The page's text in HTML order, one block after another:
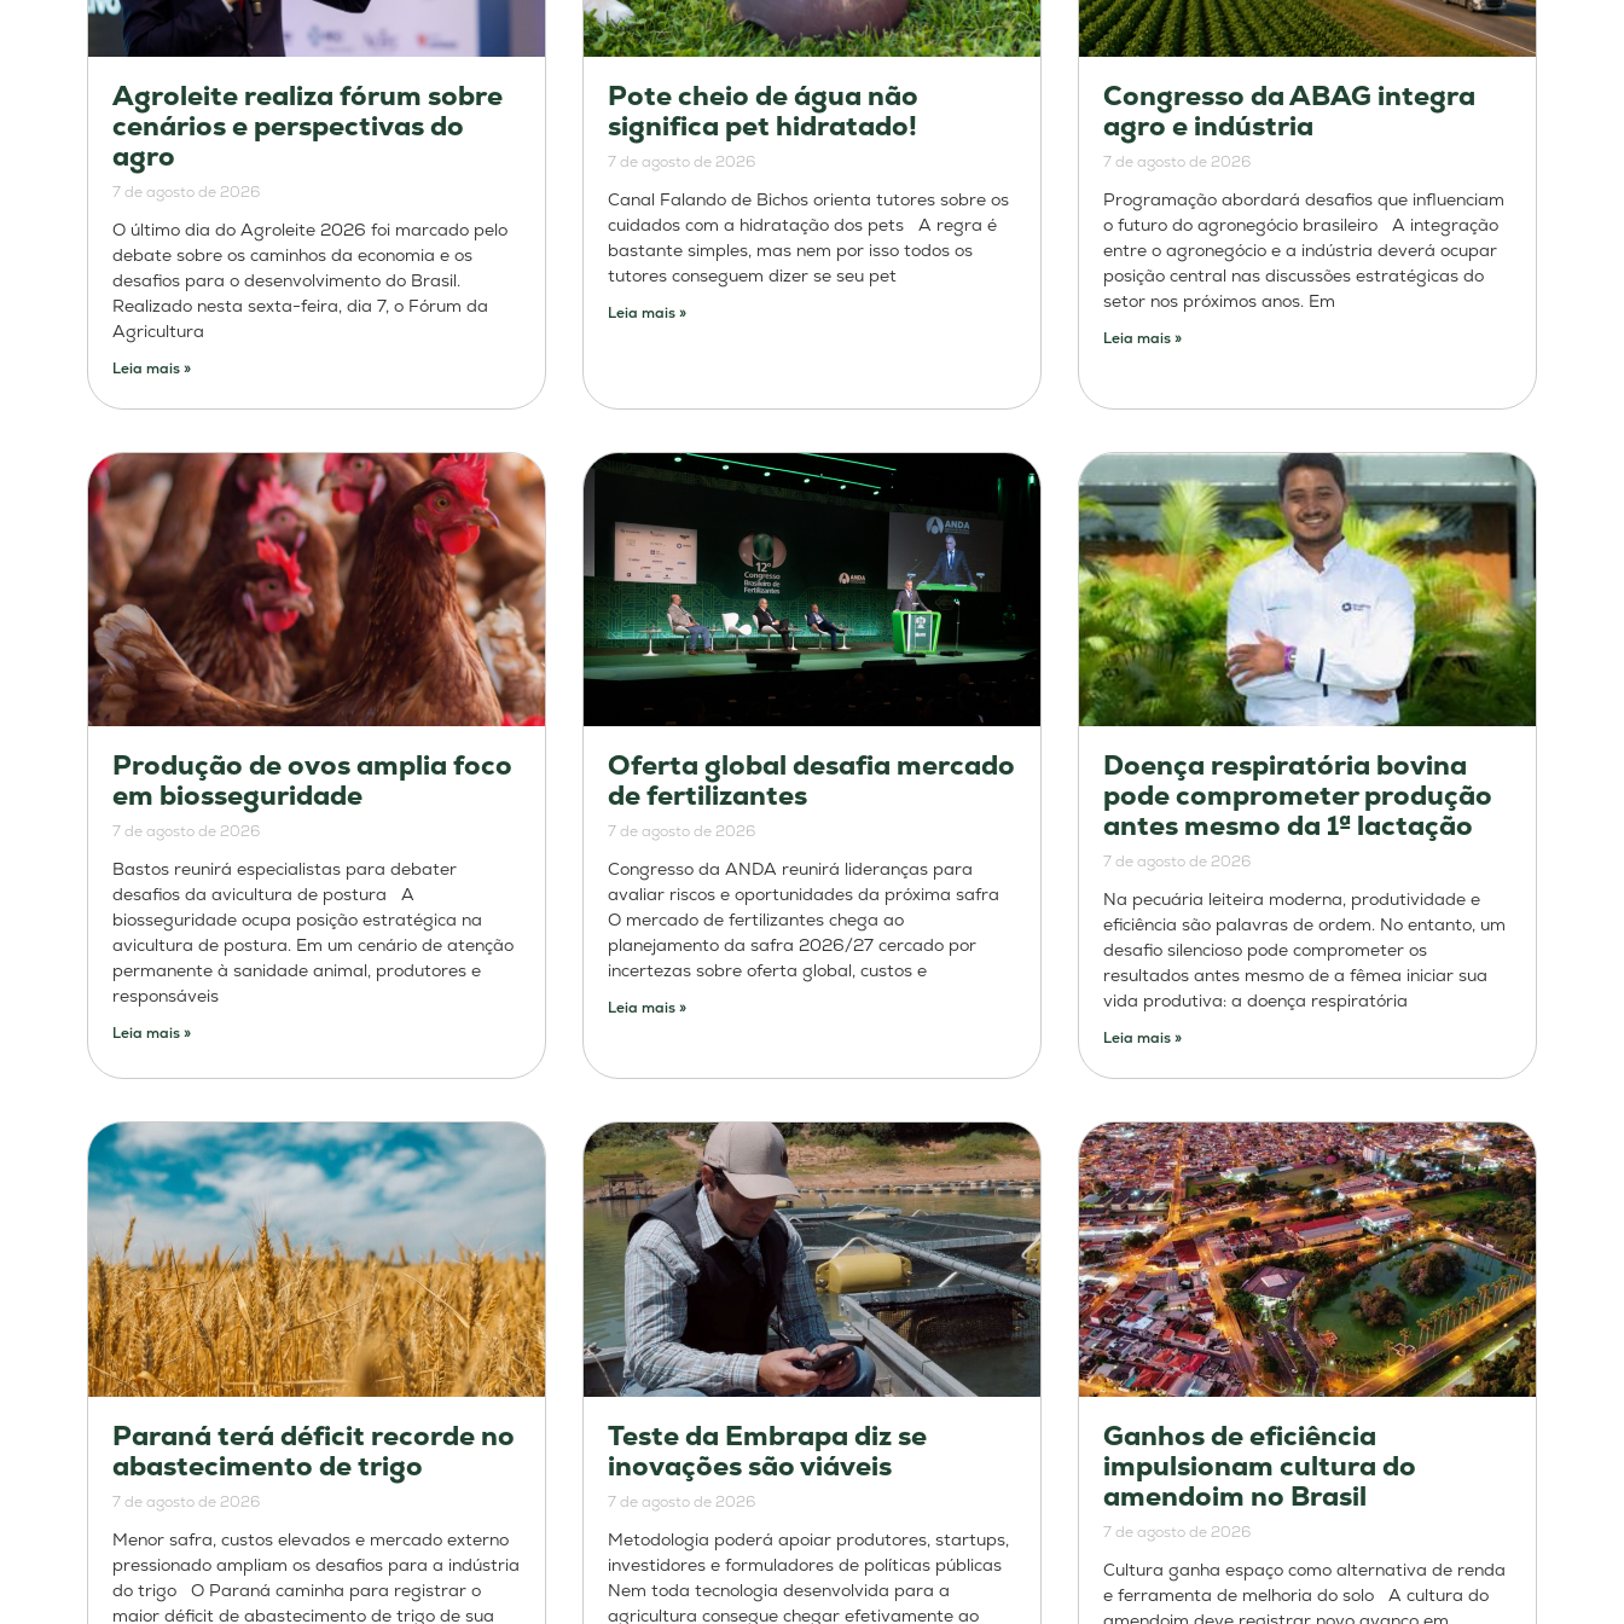
Agroleite realiza fórum sobre
cenários e perspectivas do
agro
7 de agosto de 2026
O último dia do Agroleite 2026 foi marcado pelo
debate sobre os caminhos da economia e os
desafios para o desenvolvimento do Brasil.
Realizado nesta sexta-feira, dia 7, o Fórum da
Agricultura
Leia mais »
Pote cheio de água não
significa pet hidratado!
7 de agosto de 2026
Canal Falando de Bichos orienta tutores sobre os
cuidados com a hidratação dos pets A regra é
bastante simples, mas nem por isso todos os
tutores conseguem dizer se seu pet
Leia mais »
Congresso da ABAG integra
agro e indústria
7 de agosto de 2026
Programação abordará desafios que influenciam
o futuro do agronegócio brasileiro A integração
entre o agronegócio e a indústria deverá ocupar
posição central nas discussões estratégicas do
setor nos próximos anos. Em
Leia mais »
Produção de ovos amplia foco
em biosseguridade
7 de agosto de 2026
Bastos reunirá especialistas para debater
desafios da avicultura de postura A
biosseguridade ocupa posição estratégica na
avicultura de postura. Em um cenário de atenção
permanente à sanidade animal, produtores e
responsáveis
Leia mais »
Oferta global desafia mercado
de fertilizantes
7 de agosto de 2026
Congresso da ANDA reunirá lideranças para
avaliar riscos e oportunidades da próxima safra
O mercado de fertilizantes chega ao
planejamento da safra 2026/27 cercado por
incertezas sobre oferta global, custos e
Leia mais »
Doença respiratória bovina
pode comprometer produção
antes mesmo da 1ª lactação
7 de agosto de 2026
Na pecuária leiteira moderna, produtividade e
eficiência são palavras de ordem. No entanto, um
desafio silencioso pode comprometer os
resultados antes mesmo de a fêmea iniciar sua
vida produtiva: a doença respiratória
Leia mais »
Paraná terá déficit recorde no
abastecimento de trigo
7 de agosto de 2026
Menor safra, custos elevados e mercado externo
pressionado ampliam os desafios para a indústria
do trigo O Paraná caminha para registrar o
maior déficit de abastecimento de trigo de sua
Teste da Embrapa diz se
inovações são viáveis
7 de agosto de 2026
Metodologia poderá apoiar produtores, startups,
investidores e formuladores de políticas públicas
Nem toda tecnologia desenvolvida para a
agricultura consegue chegar efetivamente ao
Ganhos de eficiência
impulsionam cultura do
amendoim no Brasil
7 de agosto de 2026
Cultura ganha espaço como alternativa de renda
e ferramenta de melhoria do solo A cultura do